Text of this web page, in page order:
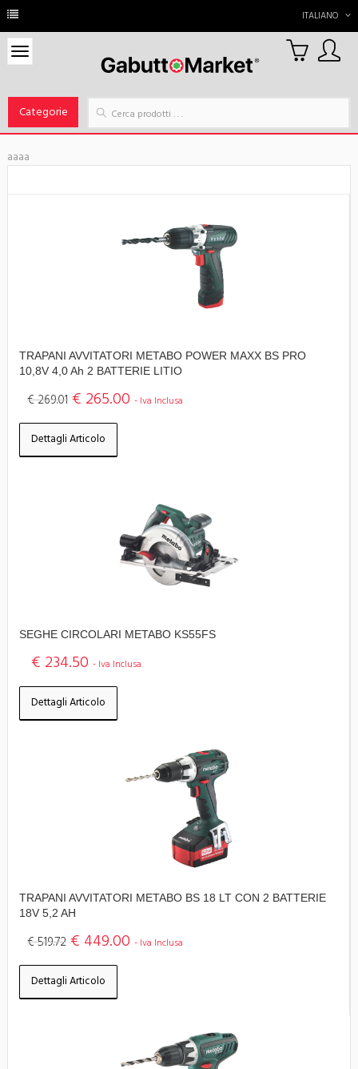
ITALIANO
Categorie
0
Carrello
aaaa
TRAPANI AVVITATORI METABO POWER MAXX BS PRO
10,8V 4,0 Ah 2 BATTERIE LITIO
€ 269.01 € 265.00 - Iva Inclusa
Dettagli Articolo
SEGHE CIRCOLARI METABO KS55FS
€ 234.50 - Iva Inclusa
Dettagli Articolo
TRAPANI AVVITATORI METABO BS 18 LT CON 2 BATTERIE
18V 5,2 AH
€ 519.72 € 449.00 - Iva Inclusa
Dettagli Articolo